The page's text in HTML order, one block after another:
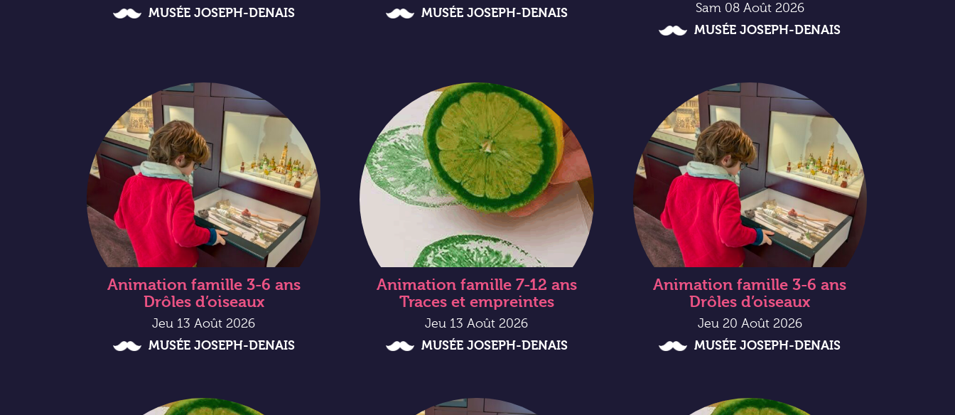
MUSÉE JOSEPH-DENAIS
MUSÉE JOSEPH-DENAIS
Sam 08 Août 2026
MUSÉE JOSEPH-DENAIS
Animation famille 3-6 ans
Drôles d’oiseaux
Jeu 13 Août 2026
MUSÉE JOSEPH-DENAIS
Animation famille 7-12 ans
Traces et empreintes
Jeu 13 Août 2026
MUSÉE JOSEPH-DENAIS
Animation famille 3-6 ans
Drôles d’oiseaux
Jeu 20 Août 2026
MUSÉE JOSEPH-DENAIS